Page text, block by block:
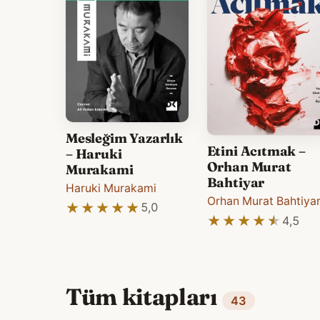
Mesleğim Yazarlık
– Haruki
Murakami
Haruki Murakami
★★★★★
★★★★★ 5,0
Etini Acıtmak –
Orhan Murat
Bahtiyar
Orhan Murat Bahtiyar
★★★★★
★★★★★ 4,5
Tüm kitapları 43